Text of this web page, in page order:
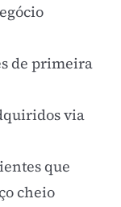
de primeira
via
que
cheio